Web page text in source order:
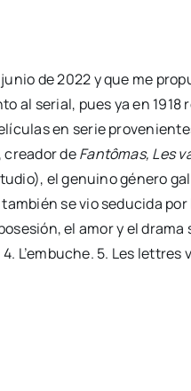
de 2022 y que me
al serial, pues ya en 1918
en serie
creador deFantômas, Les
el genuino género
se vio seducida por
el amor y el drama
L’embuche. 5. Les lettres